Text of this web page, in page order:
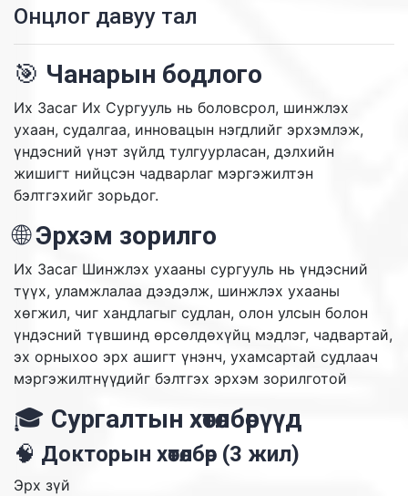
Онцлог давуу тал
🎯 Чанарын бодлого
Их Засаг Их Сургууль нь боловсрол, шинжлэх
ухаан, судалгаа, инновацын нэгдлийг эрхэмлэж,
үндэсний үнэт зүйлд тулгуурласан, дэлхийн
жишигт нийцсэн чадварлаг мэргэжилтэн
бэлтгэхийг зорьдог.
🌐Эрхэм зорилго
Их Засаг Шинжлэх ухааны сургууль нь үндэсний
түүх, уламжлалаа дээдэлж, шинжлэх ухааны
хөгжил, чиг хандлагыг судлан, олон улсын болон
үндэсний түвшинд өрсөлдөхүйц мэдлэг, чадвартай,
эх орныхоо эрх ашигт үнэнч, ухамсартай судлаач
мэргэжилтнүүдийг бэлтгэх эрхэм зорилготой
🎓 Сургалтын хөтөлбөрүүд
🧠 Докторын хөтөлбөр (3 жил)
Эрх зүй